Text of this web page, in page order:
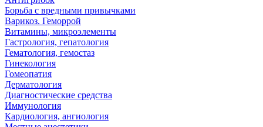
Борьба с вредными привычками
Варикоз. Геморрой
Витамины, микроэлементы
Гастрология, гепатология
Гематология, гемостаз
Гинекология
Гомеопатия
Дерматология
Диагностические средства
Иммунология
Кардиология, ангиология